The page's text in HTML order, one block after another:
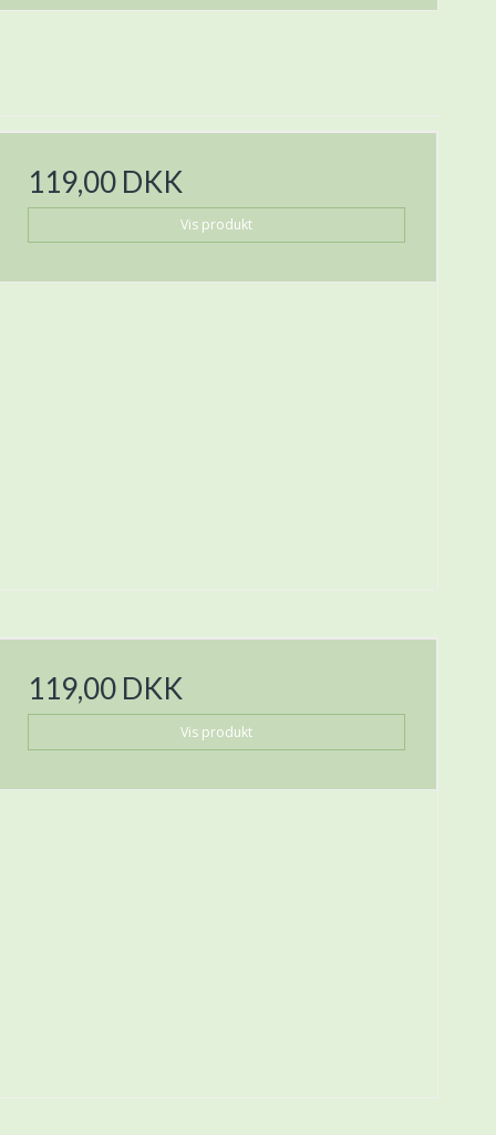
119,00 DKK
Vis produkt
119,00 DKK
Vis produkt